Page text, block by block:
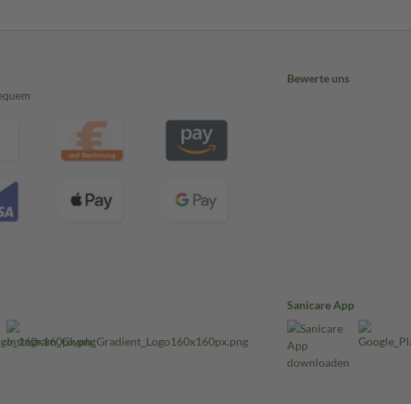
Bewerte uns
Sanicare App